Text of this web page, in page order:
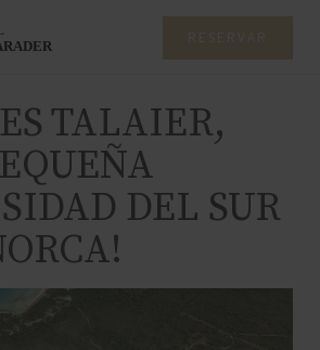
TALAIER,
DEL SUR